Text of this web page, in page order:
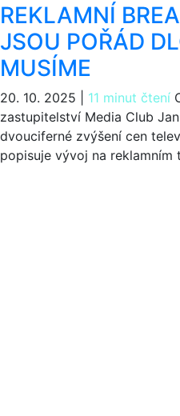
REKLAMNÍ
JSOU POŘÁD
MUSÍME
20. 10. 2025 11 minut čtení
zastupitelství Media Club
dvouciferné zvýšení cen
popisuje vývoj na reklamním